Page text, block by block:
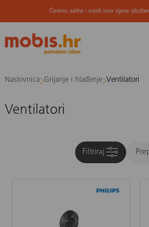
na
Čistimo zalihe i snizili smo cijene
Naslovnica Grijanje i hlađenje Ventilatori
Ventilatori
Filtriraj